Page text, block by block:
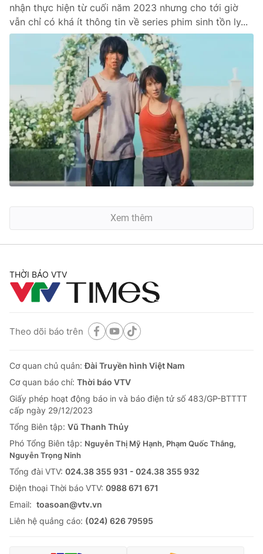
nhận thực hiện từ cuối năm 2023 nhưng cho tới giờ
vẫn chỉ có khá ít thông tin về series phim sinh tồn ly...
Xem thêm
THỜI BÁO VTV
Theo dõi báo trên
Cơ quan chủ quản:Đài Truyền hình Việt Nam
Cơ quan báo chí: Thời báo VTV
Giấy phép hoạt động báo in và báo điện tử số 483/GP-BTTTT
cấp ngày 29/12/2023
Tổng Biên tập: Vũ Thanh Thủy
Phó Tổng Biên tập: Nguyễn Thị Mỹ Hạnh, Phạm Quốc Thắng,
Nguyễn Trọng Ninh
Tổng đài VTV: 024.38 355 931 - 024.38 355 932
Ðiện thoại Thời báo VTV: 0988 671 671
Email: toasoan@vtv.vn
Liên hệ quảng cáo: (024) 626 79595